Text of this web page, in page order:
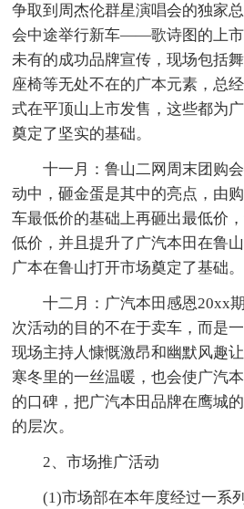
争取到周杰伦群星演唱会的独家
会中途举行新车——歌诗图的上
未有的成功品牌宣传，现场包括
座椅等无处不在的广本元素，总
式在平顶山上市发售，这些都为
奠定了坚实的基础。
十一月：鲁山二网周末团购
动中，砸金蛋是其中的亮点，由
车最低价的基础上再砸出最低价
低价，并且提升了广汽本田在鲁
广本在鲁山打开市场奠定了基础。
十二月：广汽本田感恩
次活动的目的不在于卖车，而是
现场主持人慷慨激昂和幽默风趣
寒冬里的一丝温暖，也会使广汽
的口碑，把广汽本田品牌在鹰城
的层次。
2、市场推广活动
(1)市场部在本年度经过一系